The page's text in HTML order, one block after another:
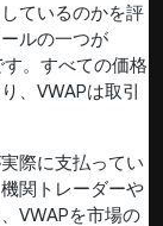
ているのかを評
ルの一つが
。すべての価格
、VWAPは取引
際に支払ってい
関トレーダーや
VWAPを市場の